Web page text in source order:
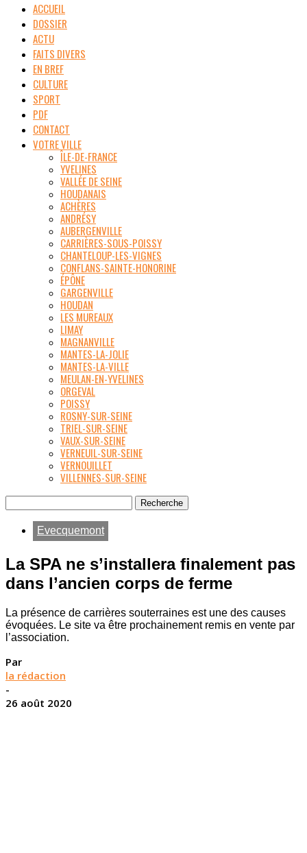
ACCUEIL
DOSSIER
ACTU
FAITS DIVERS
EN BREF
CULTURE
SPORT
PDF
CONTACT
VOTRE VILLE
ÎLE-DE-FRANCE
YVELINES
VALLÉE DE SEINE
HOUDANAIS
ACHÈRES
ANDRÉSY
AUBERGENVILLE
CARRIÈRES-SOUS-POISSY
CHANTELOUP-LES-VIGNES
CONFLANS-SAINTE-HONORINE
ÉPÔNE
GARGENVILLE
HOUDAN
LES MUREAUX
LIMAY
MAGNANVILLE
MANTES-LA-JOLIE
MANTES-LA-VILLE
MEULAN-EN-YVELINES
ORGEVAL
POISSY
ROSNY-SUR-SEINE
TRIEL-SUR-SEINE
VAUX-SUR-SEINE
VERNEUIL-SUR-SEINE
VERNOUILLET
VILLENNES-SUR-SEINE
Evecquemont
La SPA ne s’installera finalement pas
dans l’ancien corps de ferme
La présence de carrières souterraines est une des causes
évoquées. Le site va être prochainement remis en vente par
l’association.
Par
la rédaction
-
26 août 2020